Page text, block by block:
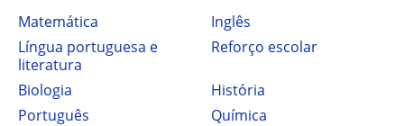
Matemática
Inglês
Língua portuguesa e
literatura
Reforço escolar
Biologia
História
Português
Química